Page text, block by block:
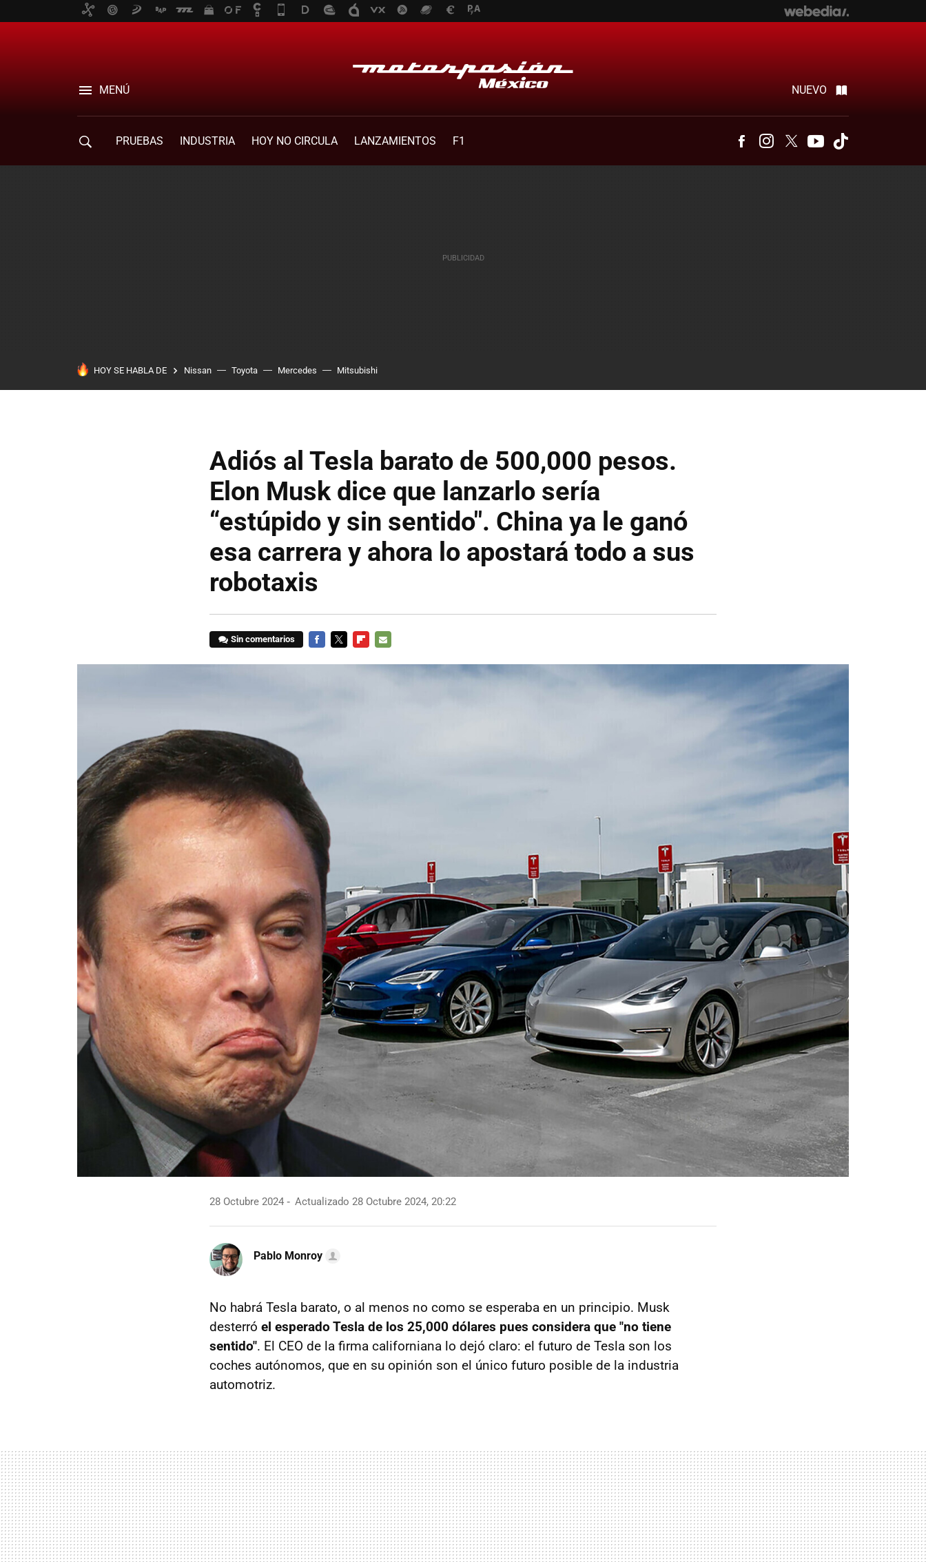
MENÚ NUEVO
PRUEBAS INDUSTRIA HOY NO CIRCULA LANZAMIENTOS F1 FacebookInstagram
Twitter Youtube
HOY SE HABLA DE Nissan Toyota Mercedes Mitsubishi
Adiós al Tesla barato de 500,000 pesos.
Elon Musk dice que lanzarlo sería
“estúpido y sin sentido". China ya le ganó
esa carrera y ahora lo apostará todo a sus
robotaxis
Sin comentarios
28 Octubre 2024 Actualizado 28 Octubre 2024, 20:22
Pablo Monroy
No habrá Tesla barato, o al menos no como se esperaba en un principio. Musk
desterró el esperado Tesla de los 25,000 dólares pues considera que "no tiene
sentido". El CEO de la firma californiana lo dejó claro: el futuro de Tesla son los
coches autónomos, que en su opinión son el único futuro posible de la industria
automotriz.